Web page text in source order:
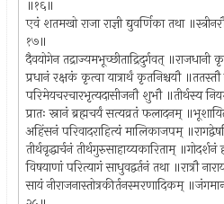
॥१६॥
एवं शतमखो राजा राज्ञी द्युवर्णिका तथा
१७॥
दैवयोगेन तद्राज्यमभूच्छीताद्रिदुर्गवत्
प्रधानं रक्षकं कृत्वा यात्रार्थं कृतनिश्चयौ ॥ततस्तौ
परिमेयचरचारभृत्यदासीजनौ शुभौ ॥तीर्थस्य
प्रातः स्नानं ब्रह्मचर्यं सत्यव्रतं फलादनम्
अहिंसनं परिवादराहित्यं मालिकाजपम्
तीर्थवृद्धार्चनं तीर्थगुरुसाहाय्यकारिताम्
विषयाणां परित्यागं साधुवद्वर्तनं तथा ॥रात्रौ
सायं नीराजनास्तोत्रकीर्तनस्मरणादिकम्